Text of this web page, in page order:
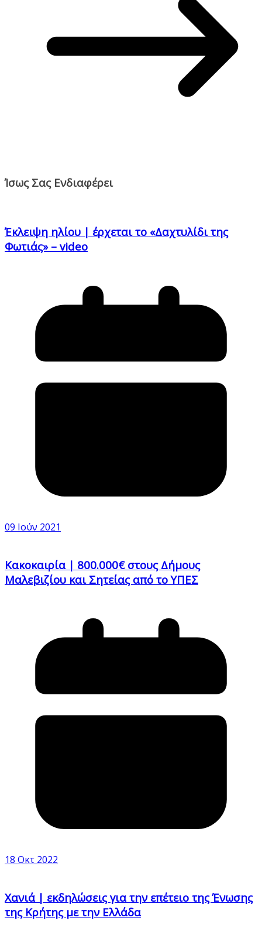
Ίσως Σας Ενδιαφέρει
Έκλειψη ηλίου | έρχεται το «Δαχτυλίδι της
Φωτιάς» – video
09 Ιούν 2021
Κακοκαιρία | 800.000€ στους Δήμους
Μαλεβιζίου και Σητείας από το ΥΠΕΣ
18 Οκτ 2022
Χανιά | εκδηλώσεις για την επέτειο της Ένωσης
της Κρήτης με την Ελλάδα